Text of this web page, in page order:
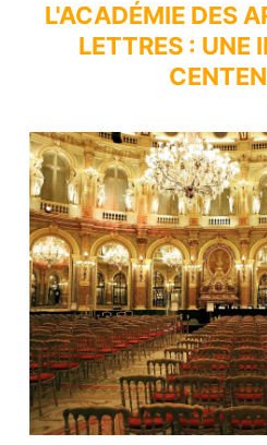
L'ACADÉMIE DES
LETTRES : UNE